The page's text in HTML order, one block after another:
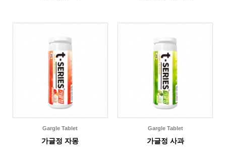
Gargle Tablet
가글정 자몽
Gargle Tablet
가글정 사과